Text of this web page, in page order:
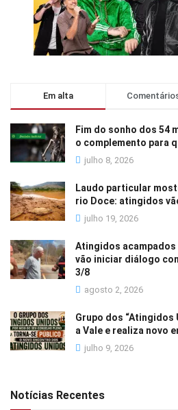
Em alta
Fim do sonho dos 54
o complemento para
julho 8, 2026
Laudo particular
rio Doce: atingidos
julho 19, 2026
Atingidos acampados
vão iniciar diálogo
3/8
agosto 2, 2026
Grupo dos “Atingidos
a Vale e realiza novo
julho 9, 2026
Notícias Recentes